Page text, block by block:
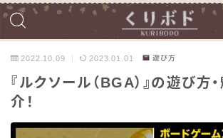
2022.10.09 2023.01.01 遊び方
『ルクソール（BGA）』の遊び方
介！